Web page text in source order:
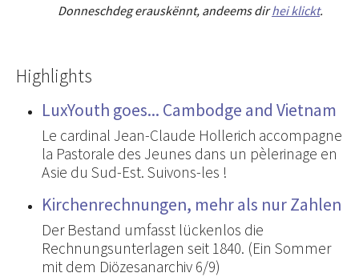
Donneschdeg erauskënnt, andeems dirhei klickt.
Highlights
LuxYouth goes... Cambodge and Vietnam
Le cardinal Jean-Claude Hollerich accompagne
la Pastorale des Jeunes dans un pèlerinage en
Asie du Sud-Est. Suivons-les !
Kirchenrechnungen, mehr als nur Zahlen
Der Bestand umfasst lückenlos die
Rechnungsunterlagen seit 1840. (Ein Sommer
mit dem Diözesanarchiv 6/9)